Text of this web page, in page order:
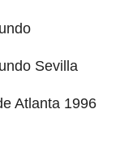
Sevilla
Atlanta 1996